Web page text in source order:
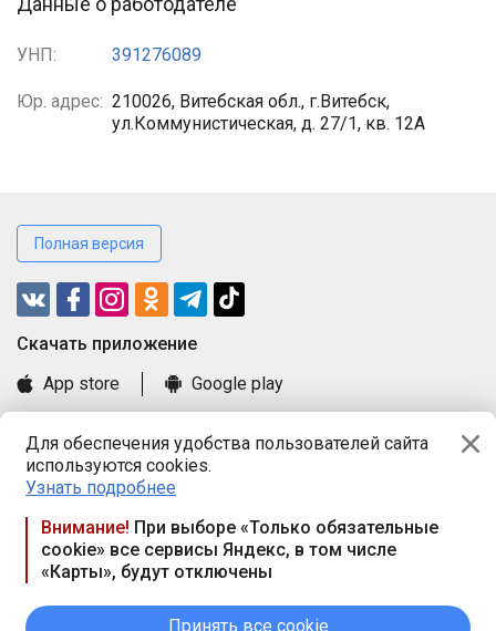
Для обеспечения удобства пользователей сайта
используются cookies.
Узнать подробнее
Внимание! При выборе «Только обязательные
cookie» все сервисы Яндекс, в том числе
«Карты», будут отключены
Принять все cookie
УНП: 391276089
Юр. адрес: 210026, Витебская обл., г.Витебск,
ул.Коммунистическая, д. 27/1, кв. 12А
Полная версия
Cкачать приложение
App store
Google play
Книга замечаний и предложений
Правила и документы
Praca.by © 2000—2026, ООО «ПРАЦА БАЙ»
Республика Беларусь, 220114, г. Минск, пр-т Независимости
117а, пом. № 9.
вых. дн. — сб., вс.